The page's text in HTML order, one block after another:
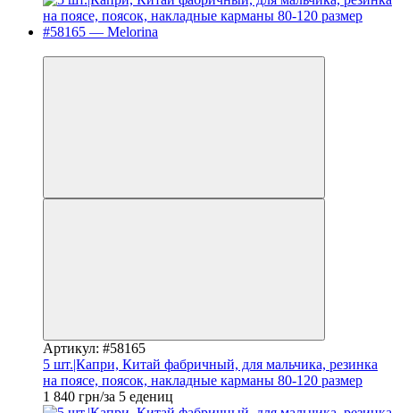
Артикул: #58165
5 шт.|Капри, Китай фабричный, для мальчика, резинка
на поясе, поясок, накладные карманы 80-120 размер
1 840 грн/за 5 едениц